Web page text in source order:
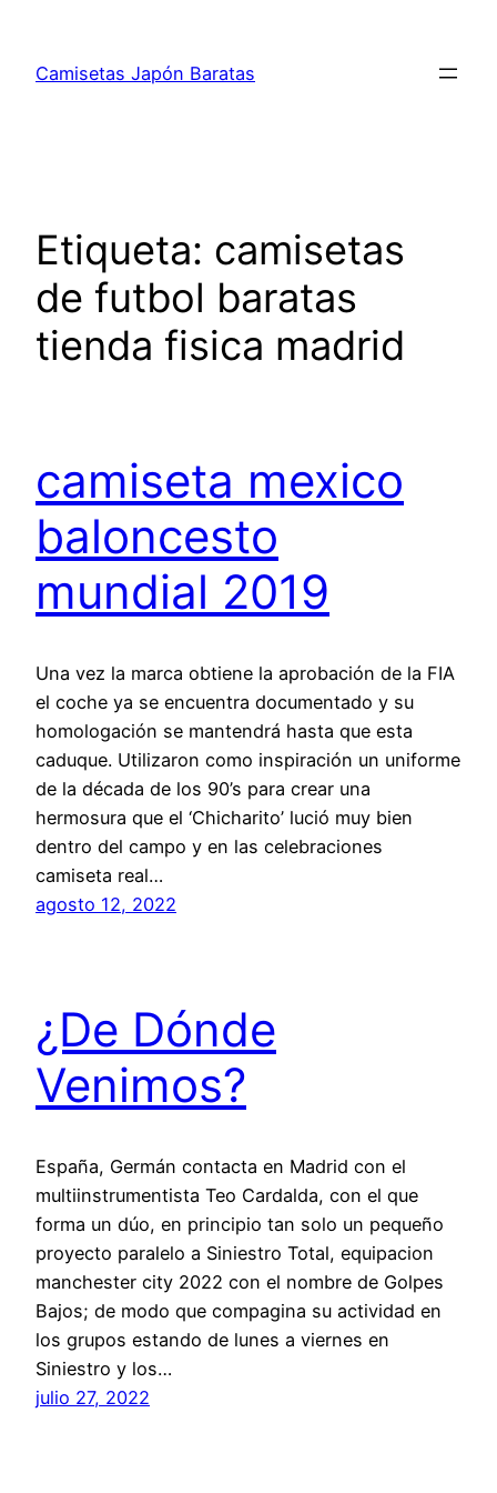
contenido
Camisetas Japón Baratas
Etiqueta: camisetas
de futbol baratas
tienda fisica madrid
camiseta mexico
baloncesto
mundial 2019
Una vez la marca obtiene la aprobación de la FIA
el coche ya se encuentra documentado y su
homologación se mantendrá hasta que esta
caduque. Utilizaron como inspiración un uniforme
de la década de los 90’s para crear una
hermosura que el ‘Chicharito’ lució muy bien
dentro del campo y en las celebraciones
camiseta real…
agosto 12, 2022
¿De Dónde
Venimos?
España, Germán contacta en Madrid con el
multiinstrumentista Teo Cardalda, con el que
forma un dúo, en principio tan solo un pequeño
proyecto paralelo a Siniestro Total, equipacion
manchester city 2022 con el nombre de Golpes
Bajos; de modo que compagina su actividad en
los grupos estando de lunes a viernes en
Siniestro y los…
julio 27, 2022